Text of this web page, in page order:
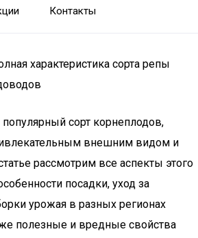
Контакты
характеристика сорта репы
сорт корнеплодов,
внешним видом и
рассмотрим все аспекты этого
посадки, уход за
урожая в разных регионах
полезные и вредные свойства